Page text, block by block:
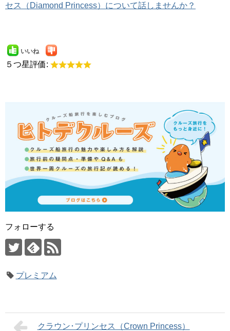
セス（Diamond Princess）について話しませんか？
いいね
５つ星評価:
フォローする
プレミアム
クラウン･プリンセス（Crown Princess）